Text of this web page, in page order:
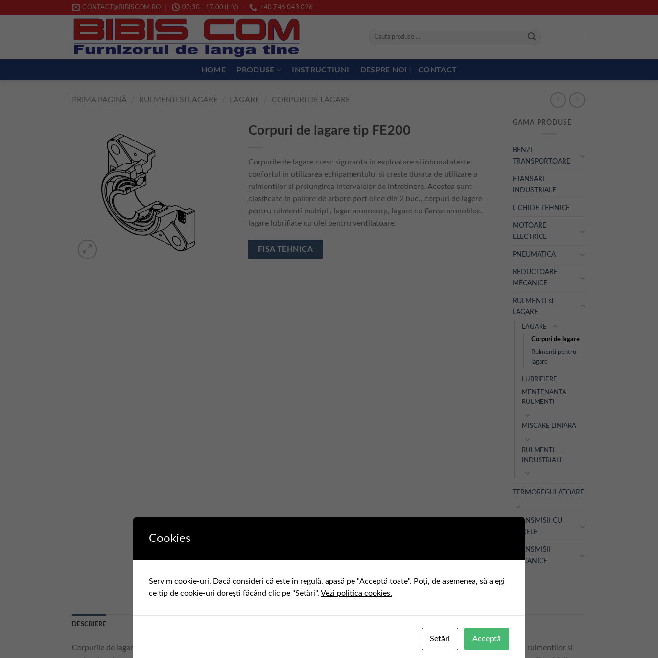
CONTACT@BIBISCOM.RO 07:30 - 17:00 (L-V) +40 746 043 026
Caută
HOME PRODUSE INSTRUCTIUNI DESPRE NOI CONTACT
PRIMA PAGINĂ RULMENTI SI LAGARE LAGARE CORPURI DE LAGARE
Corpuri de lagare tip FE200
Corpurile de lagare cresc siguranta in exploatare si inbunatateste
confortul in utilizarea echipamentului si creste durata de utilizare a
rulmentilor si prelungirea intervalelor de intretinere. Acestea sunt
clasificate in paliere de arbore port elice din 2 buc., corpuri de lagere
pentru rulmenti multipli, lagar monocorp, lagare cu flanse monobloc,
lagare lubrifiate cu ulei pentru ventilatoare.
FISA TEHNICA
GAMA PRODUSE
BENZI
TRANSPORTOARE
ETANSARI
INDUSTRIALE
LICHIDE TEHNICE
MOTOARE
ELECTRICE
PNEUMATICA
REDUCTOARE
MECANICE
RULMENTI si
LAGARE
LAGARE
Corpuri de lagare
Rulmenti pentru
lagare
LUBRIFIERE
MENTENANTA
RULMENTI
MISCARE LINIARA
RULMENTI
INDUSTRIALI
TERMOREGULATOARE
TRANSMISII CU
CURELE
TRANSMISII
MECANICE
DESCRIERE
Corpurile de lagare cresc siguranta in exploatare si inbunatateste confortul in utilizarea echipamentului si creste durata de utilizare a rulmentilor si
Cookies
Servim cookie-uri. Dacă consideri că este în regulă, apasă pe "Acceptă toate". Poți, de asemenea, să alegi
ce tip de cookie-uri dorești făcând clic pe "Setări". Vezi politica cookies.
Setări Acceptă